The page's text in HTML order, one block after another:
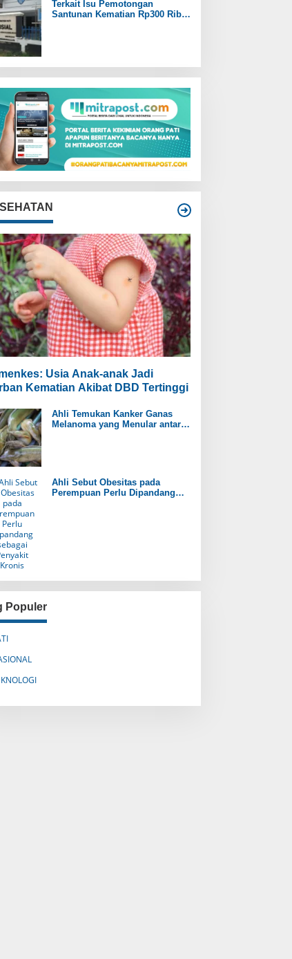
Terkait Isu Pemotongan
Santunan Kematian Rp300 Ribu,
Usia Anak-anak Jadi
Kematian Akibat DBD Tertinggi
Ahli Temukan Kanker Ganas
Melanoma yang Menular antar
Ahli Sebut Obesitas pada
Perempuan Perlu Dipandang
Populer